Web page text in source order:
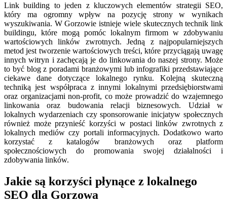
Link building to jeden z kluczowych elementów strategii SEO,
który ma ogromny wpływ na pozycję strony w wynikach
wyszukiwania. W Gorzowie istnieje wiele skutecznych technik link
buildingu, które mogą pomóc lokalnym firmom w zdobywaniu
wartościowych linków zwrotnych. Jedną z najpopularniejszych
metod jest tworzenie wartościowych treści, które przyciągają uwagę
innych witryn i zachęcają je do linkowania do naszej strony. Może
to być blog z poradami branżowymi lub infografiki przedstawiające
ciekawe dane dotyczące lokalnego rynku. Kolejną skuteczną
techniką jest współpraca z innymi lokalnymi przedsiębiorstwami
oraz organizacjami non-profit, co może prowadzić do wzajemnego
linkowania oraz budowania relacji biznesowych. Udział w
lokalnych wydarzeniach czy sponsorowanie inicjatyw społecznych
również może przynieść korzyści w postaci linków zwrotnych z
lokalnych mediów czy portali informacyjnych. Dodatkowo warto
korzystać z katalogów branżowych oraz platform
społecznościowych do promowania swojej działalności i
zdobywania linków.
Jakie są korzyści płynące z lokalnego
SEO dla Gorzowa